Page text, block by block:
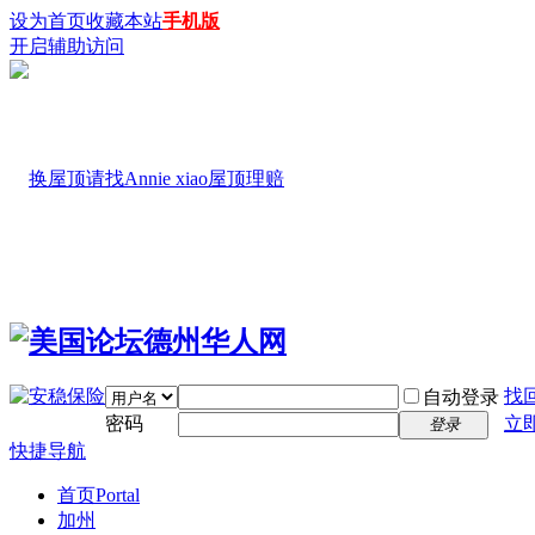
设为首页收藏本站手机版
开启辅助访问
自动登录 找
密码
登录
立
快捷导航
首页Portal
加州